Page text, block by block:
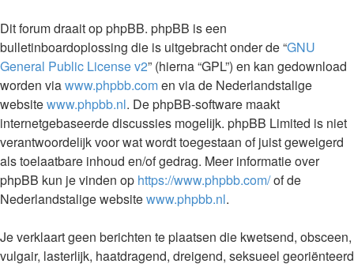
Dit forum draait op phpBB. phpBB is een
bulletinboardoplossing die is uitgebracht onder de “GNU
General Public License v2” (hierna “GPL”) en kan gedownload
worden viawww.phpbb.comen via de Nederlandstalige
websitewww.phpbb.nl. De phpBB-software maakt
internetgebaseerde discussies mogelijk. phpBB Limited is niet
verantwoordelijk voor wat wordt toegestaan of juist geweigerd
als toelaatbare inhoud en/of gedrag. Meer informatie over
phpBB kun je vinden op https://www.phpbb.com/of de
Nederlandstalige websitewww.phpbb.nl.
Je verklaart geen berichten te plaatsen die kwetsend, obsceen,
vulgair, lasterlijk, haatdragend, dreigend, seksueel georiënteerd